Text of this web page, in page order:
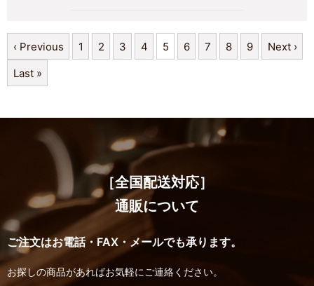
‹ Previous 1 2 3 4 5 6 7 8 9
Next ›
Last »
［全国配送対応］
通販について
ご注文はお電話・FAX・メールでも承ります。
お探しの商品があればお気軽にご連絡ください。